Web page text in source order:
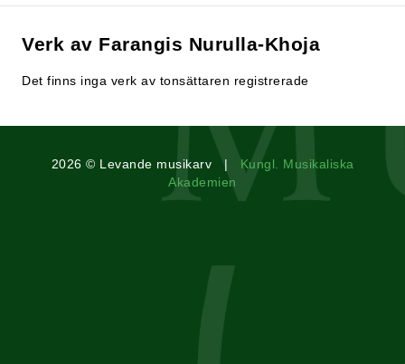
Verk av Farangis Nurulla-Khoja
Det finns inga verk av tonsättaren registrerade
2026 © Levande musikarv | Kungl. Musikaliska
Akademien